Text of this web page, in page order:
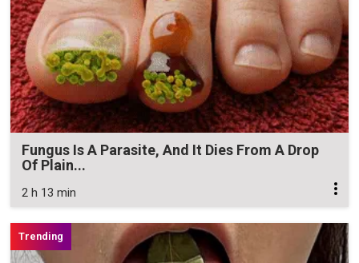
Fungus Is A Parasite, And It Dies From A Drop
Of Plain...
2 h 13 min